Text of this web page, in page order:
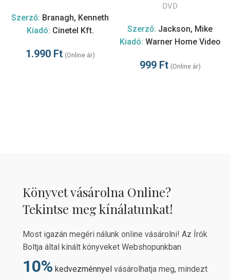
Szerző: Branagh, Kenneth
Kiadó: Cinetel Kft.
1.990 Ft (Online ár)
DVD
Szerző: Jackson, Mike
Kiadó: Warner Home Video
999 Ft (Online ár)
Könyvet vásárolna Online?
Tekintse meg kínálatunkat!
Most igazán megéri nálunk online vásárolni! Az Írók
Boltja által kínált könyveket Webshopunkban
10% kedvezménnyel vásárolhatja meg, mindezt